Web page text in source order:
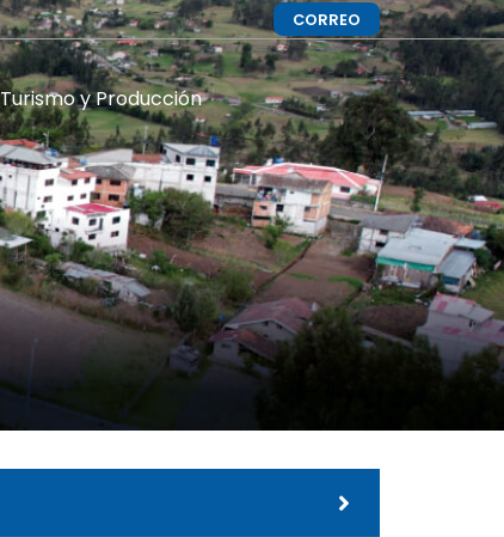
CORREO
Turismo y Producción